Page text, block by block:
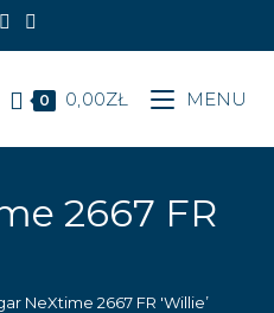
0 0,00ZŁ MENU
2667 FR
NeXtime 2667 FR 'Willie’